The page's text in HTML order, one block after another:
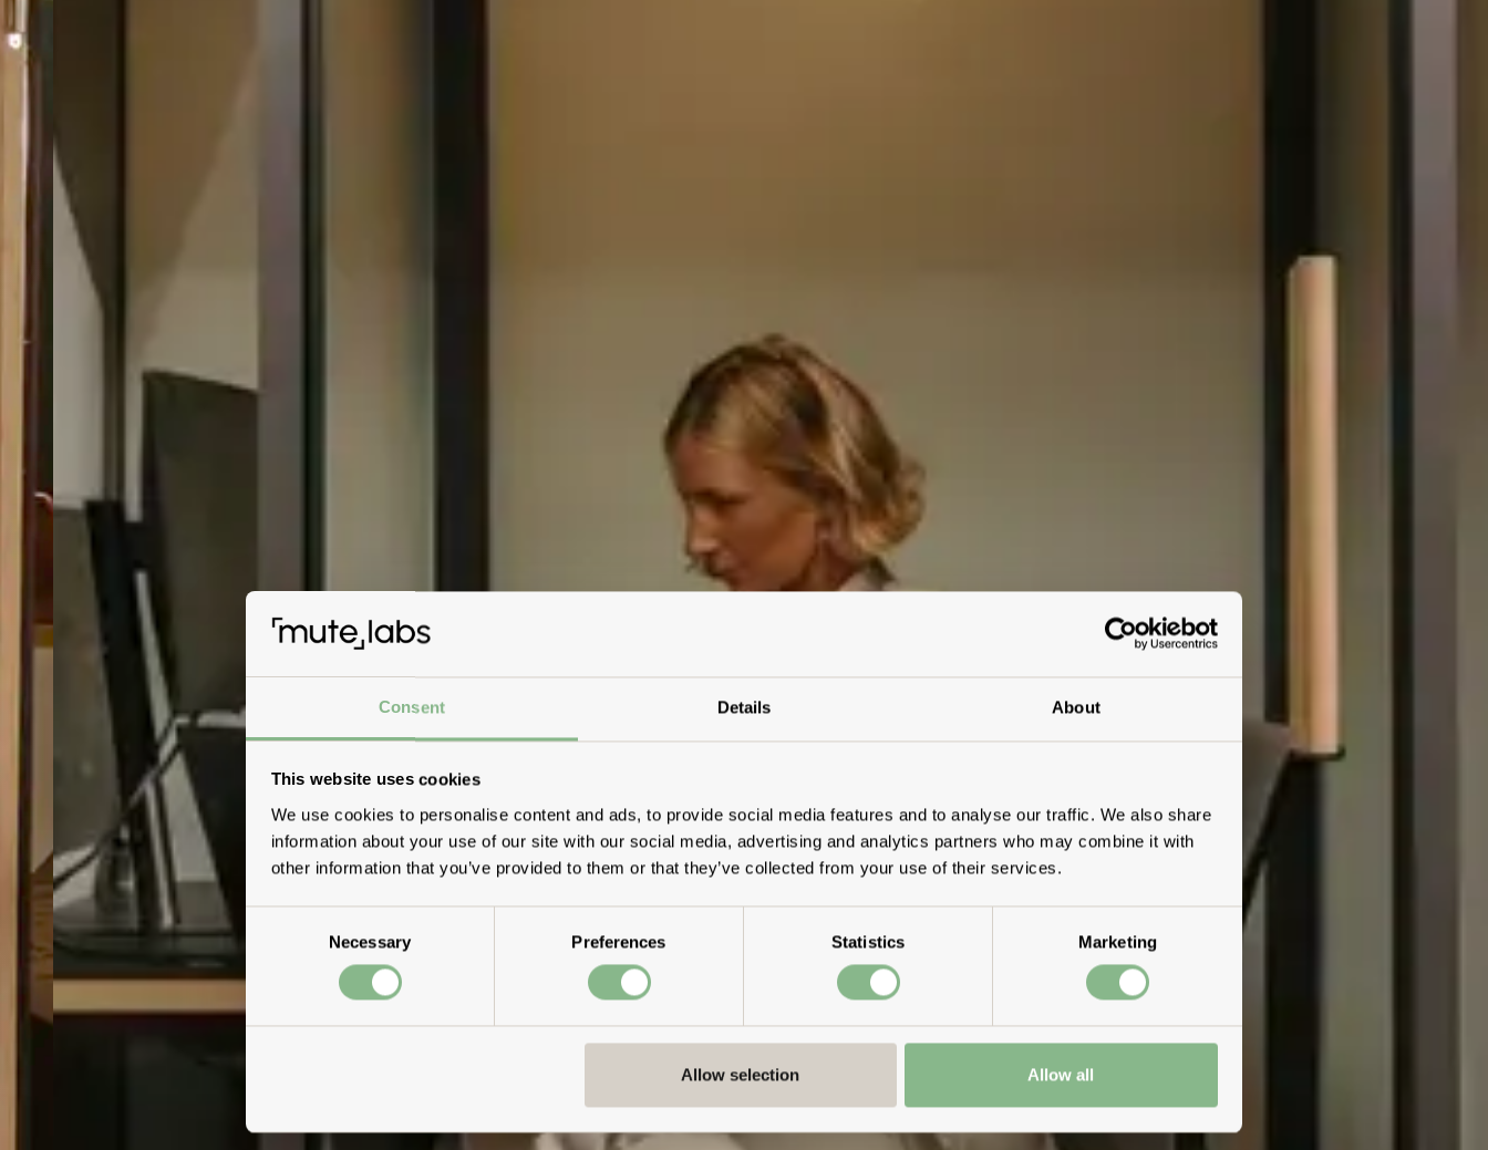
Consent Details About
This website uses cookies
We use cookies to personalise content and ads, to provide social media features and to analyse our traffic. We also share
information about your use of our site with our social media, advertising and analytics partners who may combine it with
other information that you’ve provided to them or that they’ve collected from your use of their services.
Necessary Preferences Statistics Marketing
Allow selection Allow all